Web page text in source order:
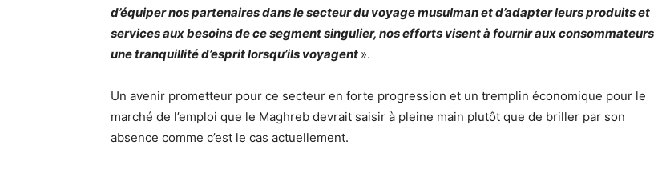
d’équiper nos partenaires dans le secteur du voyage musulman et d’adapter leurs produits et
services aux besoins de ce segment singulier, nos efforts visent à fournir aux consommateurs
une tranquillité d’esprit lorsqu’ils voyagent ».
Un avenir prometteur pour ce secteur en forte progression et un tremplin économique pour le
marché de l’emploi que le Maghreb devrait saisir à pleine main plutôt que de briller par son
absence comme c’est le cas actuellement.